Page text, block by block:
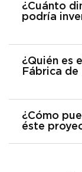
¿Cuánto
podría
¿Quién es
Fábrica de
¿Cómo
éste